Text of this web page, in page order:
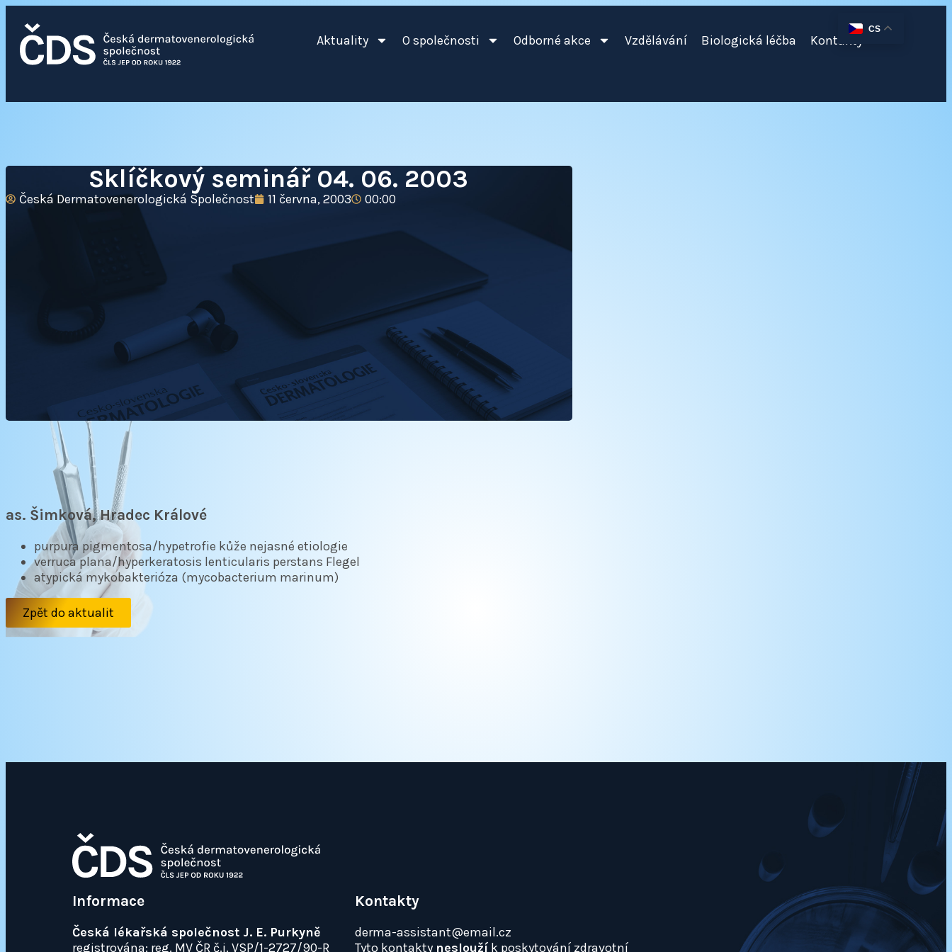
CS
Aktuality O společnosti Odborné akce Vzdělávání Biologická léčba Kontakty
Sklíčkový seminář 04. 06. 2003
Česká Dermatovenerologická Společnost 11 června, 2003 00:00
as. Šimková, Hradec Králové
purpura pigmentosa/hypetrofie kůže nejasné etiologie
verruca plana/hyperkeratosis lenticularis perstans Flegel
atypická mykobakterióza (mycobacterium marinum)
Zpět do aktualit
Informace
Česká lékařská společnost J. E. Purkyně
registrována: reg. MV ČR č.j. VSP/1-2727/90-R
Kontakty
derma-assistant@email.cz
Tyto kontakty neslouží k poskytování zdravotní